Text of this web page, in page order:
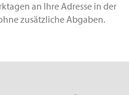
an Ihre Adresse in der
zusätzliche Abgaben.